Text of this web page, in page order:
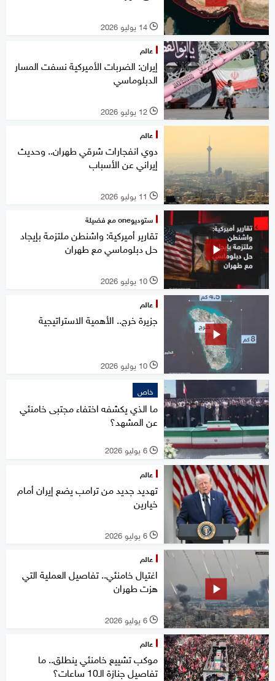
l 14 يوليو 2026
عالم
إيران: الضربات الأميركية نسفت المسار
الدبلوماسي
l 12 يوليو 2026
عالم
دوي انفجارات شرقي طهران.. وحديث
إيراني عن الأسباب
l 11 يوليو 2026
ستوديوone مع فضيلة
تقارير أميركية: واشنطن ملتزمة بإيجاد
حل دبلوماسي مع طهران
l 10 يوليو 2026
عالم
جزيرة خرج.. الأهمية الاستراتيجية
l 10 يوليو 2026
خاص
ما الذي يكشفه اختفاء مجتبى خامنئي
عن المشهد؟
l 6 يوليو 2026
عالم
تهديد جديد من ترامب يضع إيران أمام
خيارين
l 6 يوليو 2026
عالم
اغتيال خامنئي.. تفاصيل العملية التي
هزت طهران
l 6 يوليو 2026
عالم
موكب تشييع خامنئي ينطلق.. ما
تفاصيل جنازة الـ10 ساعات؟